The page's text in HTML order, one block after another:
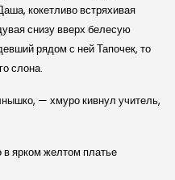
кокетливо встряхивая
снизу вверх белесую
рядом с ней Тапочек, то
слона.
— хмуро кивнул учитель,
ярком желтом платье